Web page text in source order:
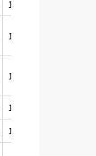
1 536 464
1 345 089
1 163 926
1 136 027
1 135 686